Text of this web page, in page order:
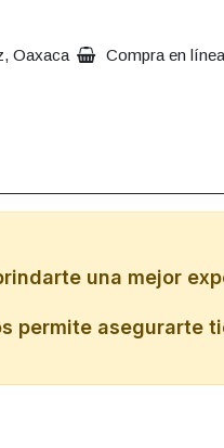
Oaxaca Compra en línea
una mejor
permite asegurarte